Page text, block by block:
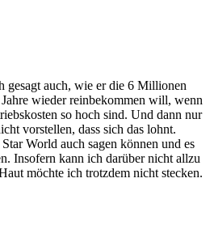
gesagt auch, wie er die 6 Millionen
wieder reinbekommen will, wenn
so hoch sind. Und dann nur
vorstellen, dass sich das lohnt.
World auch sagen können und es
Insofern kann ich darüber nicht allzu
möchte ich trotzdem nicht stecken.